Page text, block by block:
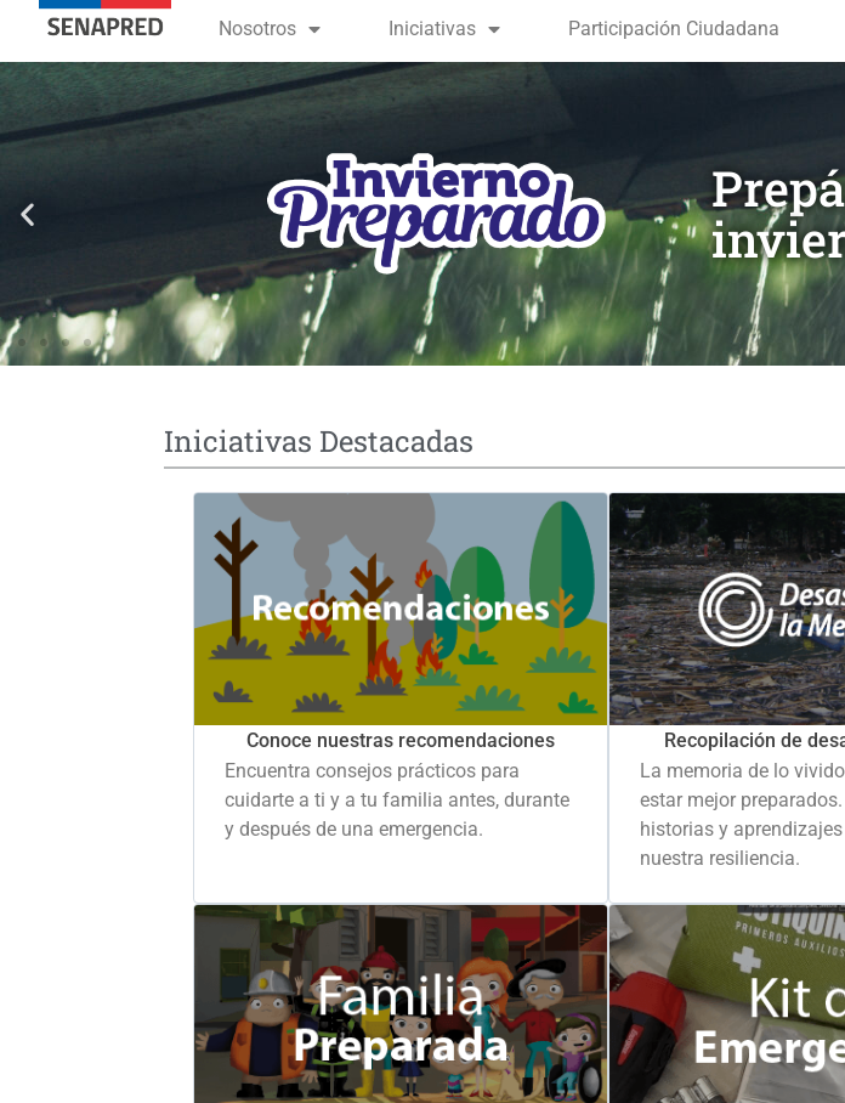
contenido
Nosotros Iniciativas Participación Ciudadana
Iniciativas Destacadas
Conoce nuestras recomendaciones
Encuentra consejos prácticos para
cuidarte a ti y a tu familia antes, durante
y después de una emergencia.
Recopilación de
La memoria de lo
estar mejor
historias y
nuestra resiliencia.